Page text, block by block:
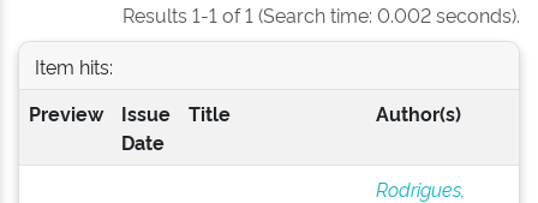
Results 1-1 of 1 (Search time: 0.002 seconds).
Item hits:
Preview
Issue
Date
Title Author(s)
Rodrigues,